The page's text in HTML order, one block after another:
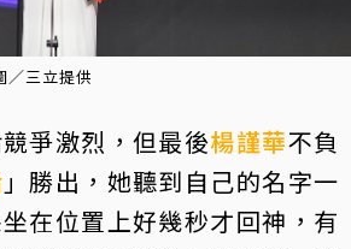
／三立提供
爭激烈，但最後楊謹華不負
」勝出，她聽到自己的名字一
在位置上好幾秒才回神，有